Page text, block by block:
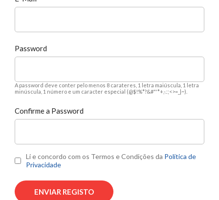
Password
A password deve conter pelo menos 8 carateres, 1 letra maiúscula, 1 letra
minúscula, 1 número e um caracter especial (@$!%*?&#"'*+,-.:;<>=_|~).
Confirme a Password
Li e concordo com os Termos e Condições da Política de
Privacidade
ENVIAR REGISTO